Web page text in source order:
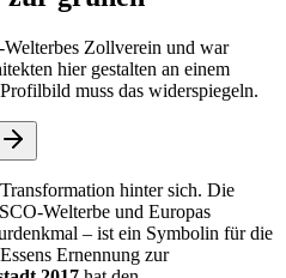
Zollverein und war
hier gestalten an einem
muss das widerspiegeln.
hinter sich. Die
Welterbe und Europas
– ist ein Symbolin für die
Ernennung zur